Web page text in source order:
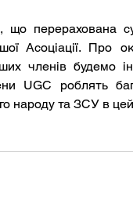
що перерахована
Асоціації. Про
членів будемо
UGC роблять
народу та ЗСУ в